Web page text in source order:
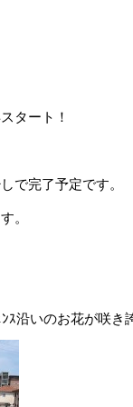
タート！
で完了予定です。
。
ｽ沿いのお花が咲き